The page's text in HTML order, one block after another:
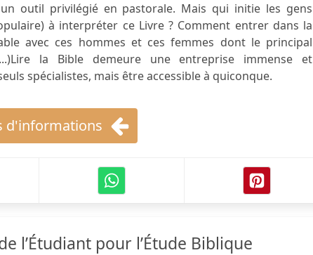
outil privilégié en pastorale. Mais qui initie les gens
à interpréter ce Livre ? Comment entrer dans la
avec ces hommes et ces femmes dont le principal
la Bible demeure une entreprise immense et
spécialistes, mais être accessible à quiconque.
d'informations
l’Étudiant pour l’Étude Biblique